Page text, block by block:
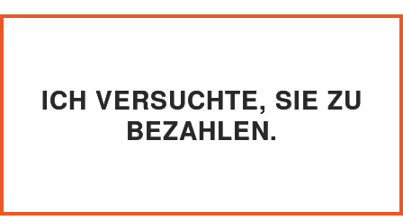
ICH VERSUCHTE, SIE ZU
BEZAHLEN.